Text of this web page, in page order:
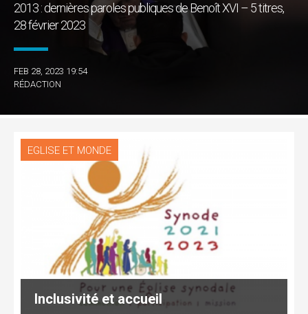
2013 : dernières paroles publiques de Benoît XVI – 5 titres,
28 février 2023
FEB 28, 2023 19:54
RÉDACTION
EGLISE ET MONDE
Inclusivité et accueil